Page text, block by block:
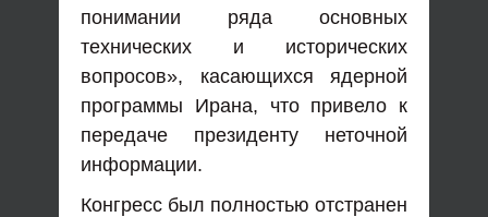
понимании ряда основных
технических и исторических
вопросов», касающихся ядерной
программы Ирана, что привело к
передаче президенту неточной
информации.
Конгресс был полностью отстранен